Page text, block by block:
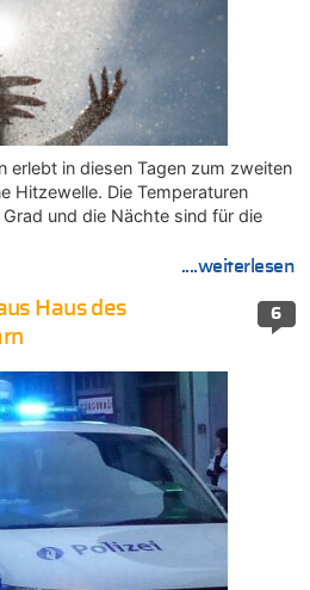
erlebt in diesen Tagen zum zweiten
Hitzewelle. Die Temperaturen
und die Nächte sind für die
....weiterlesen
6
Haus des